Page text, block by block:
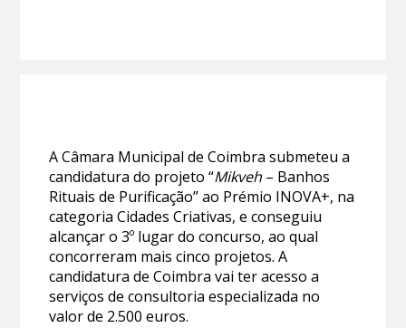
A Câmara Municipal de Coimbra submeteu a
candidatura do projeto “Mikveh – Banhos
Rituais de Purificação” ao Prémio INOVA+, na
categoria Cidades Criativas, e conseguiu
alcançar o 3º lugar do concurso, ao qual
concorreram mais cinco projetos. A
candidatura de Coimbra vai ter acesso a
serviços de consultoria especializada no
valor de 2.500 euros.